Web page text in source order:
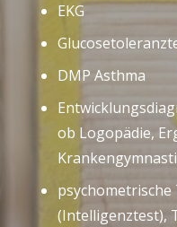
EKG
DMP Asthma
ob Logopädie,
psychometrische
(Intelligenztest),